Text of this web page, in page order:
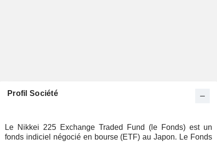
Profil Société
Le Nikkei 225 Exchange Traded Fund (le Fonds) est un
fonds indiciel négocié en bourse (ETF) au Japon. Le Fonds